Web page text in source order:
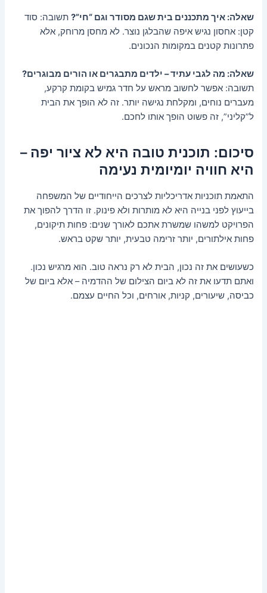
שאלה: איך מתכננים בית שגם מסודר וגם “חי”? תשובה: סוד
קטן: אחסון נגיש איפה שהבלגן נוצר. לא מחסן מרוחק, אלא
פתרונות קטנים במקומות הנכונים.
שאלה: מה לגבי עתיד – ילדים מתבגרים או הורים מבוגרים?
תשובה: אפשר לחשוב מראש על חדר גמיש בקומת קרקע,
מעברים נוחים, ומקלחת נגישה יותר. זה לא הופך את הבית
ל”קליני”, זה פשוט הופך אותו לחכם.
סיכום: תוכנית טובה היא לא ציור יפה –
היא חוויה יומיומית נעימה
התאמת תוכניות אדריכליות לצרכים הייחודיים של המשפחה
בייעוץ לפני בנייה היא לא מותרות ולא פינוק. זו הדרך להפוך את
הפרויקט למשהו שמשרת אתכם לאורך שנים: פחות תיקונים,
פחות אילתורים, יותר זרימה טבעית, יותר שקט בראש.
כשעושים את זה נכון, הבית לא רק נראה טוב. הוא מרגיש נכון.
ואתם תדעו את זה לא ביום הצילום של ההדמיה – אלא ביום של
כביסה, שיעורים, קניות, אורחים, וכל החיים עצמם.